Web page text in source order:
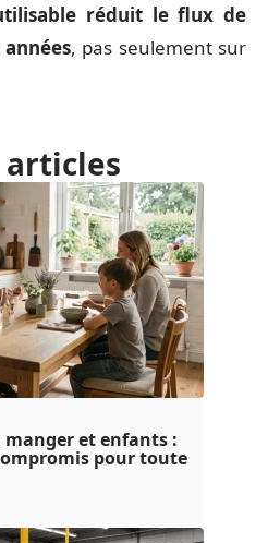
réduit le flux de
, pas seulement sur
et enfants :
pour toute